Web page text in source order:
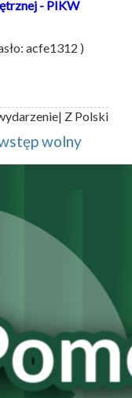
- PIKW
acfe1312 )
| Z Polski
wolny